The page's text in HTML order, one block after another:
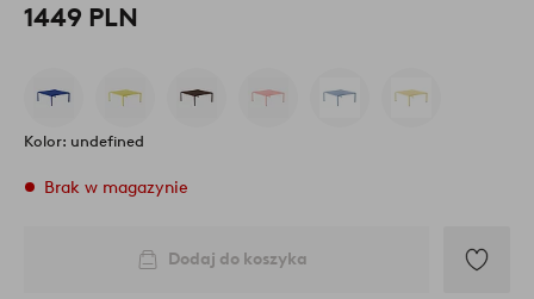
1449 PLN
Kolor: undefined
Brak w magazynie
Dodaj do koszyka